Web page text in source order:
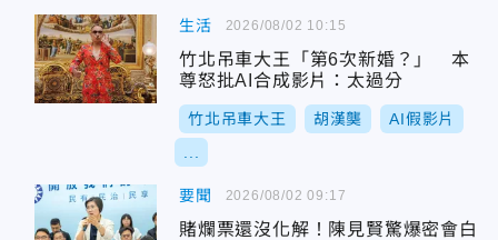
生活
竹北吊車大王「第6次新婚？」 本
尊怒批AI合成影片：太過分
竹北吊車大王 胡漢龑 AI假影片
2026/08/02 10:15
要聞
賭爛票還沒化解！陳見賢驚爆密會白
2026/08/02 09:17